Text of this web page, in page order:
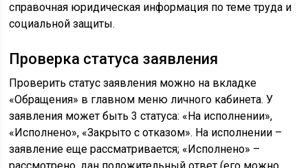
справочная юридическая информация по теме труда и
социальной защиты.
Проверка статуса заявления
Проверить статус заявления можно на вкладке
«Обращения» в главном меню личного кабинета. У
заявления может быть 3 статуса: «На исполнении»,
«Исполнено», «Закрыто с отказом». На исполнении –
заявление еще рассматривается; «Исполнено» –